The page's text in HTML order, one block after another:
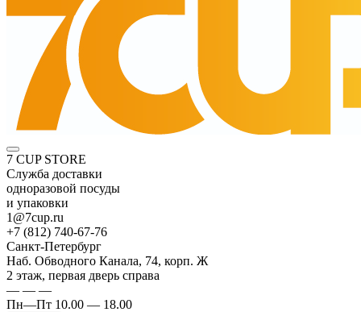
7 CUP STORE
Служба доставки
одноразовой посуды
и упаковки
1@7cup.ru
+7 (812) 740-67-76
Санкт-Петербург
Наб. Обводного Канала, 74, корп. Ж
2 этаж, первая дверь справа
— — —
Пн—Пт 10.00 — 18.00